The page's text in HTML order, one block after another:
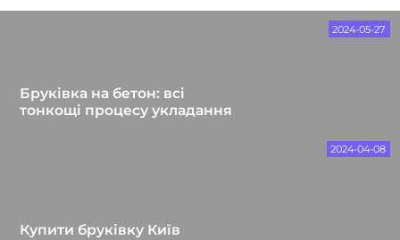
Бруківка на бетон: всі
тонкощі процесу укладання
2024-05-27
Купити бруківку Київ
2024-04-08